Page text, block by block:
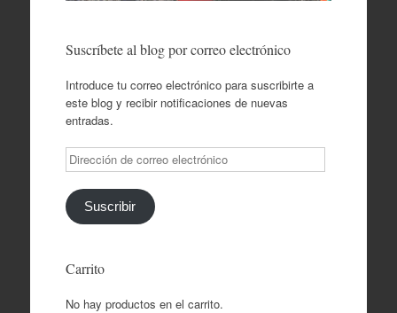
Suscríbete al blog por correo electrónico
Introduce tu correo electrónico para suscribirte a
este blog y recibir notificaciones de nuevas
entradas.
Dirección
de
correo
electrónico
Suscribir
Carrito
No hay productos en el carrito.